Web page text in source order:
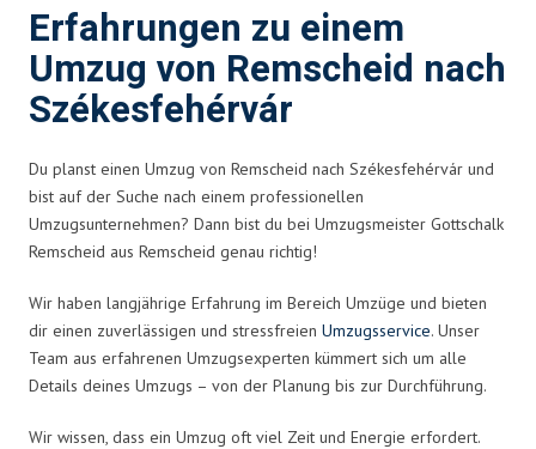
Erfahrungen zu einem
Umzug von Remscheid nach
Székesfehérvár
Du planst einen Umzug von Remscheid nach Székesfehérvár und
bist auf der Suche nach einem professionellen
Umzugsunternehmen? Dann bist du bei Umzugsmeister Gottschalk
Remscheid aus Remscheid genau richtig!
Wir haben langjährige Erfahrung im Bereich Umzüge und bieten
dir einen zuverlässigen und stressfreien Umzugsservice. Unser
Team aus erfahrenen Umzugsexperten kümmert sich um alle
Details deines Umzugs – von der Planung bis zur Durchführung.
Wir wissen, dass ein Umzug oft viel Zeit und Energie erfordert.